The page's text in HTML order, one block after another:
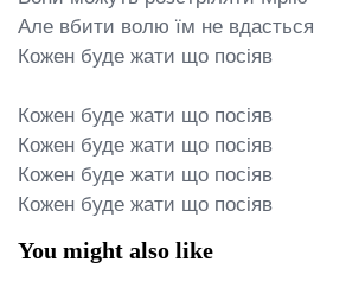
Але вбити волю їм не вдасться
Кожен буде жати що посіяв
Кожен буде жати що посіяв
Кожен буде жати що посіяв
Кожен буде жати що посіяв
Кожен буде жати що посіяв
You might also like